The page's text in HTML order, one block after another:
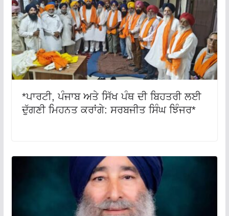
*ਪਾਰਟੀ, ਪੰਜਾਬ ਅਤੇ ਸਿੱਖ ਪੰਥ ਦੀ ਬਿਹਤਰੀ ਲਈ
ਦੁੱਗਣੀ ਮਿਹਨਤ ਕਰਾਂਗੇ: ਸਰਬਜੀਤ ਸਿੰਘ ਝਿੰਜਰ*